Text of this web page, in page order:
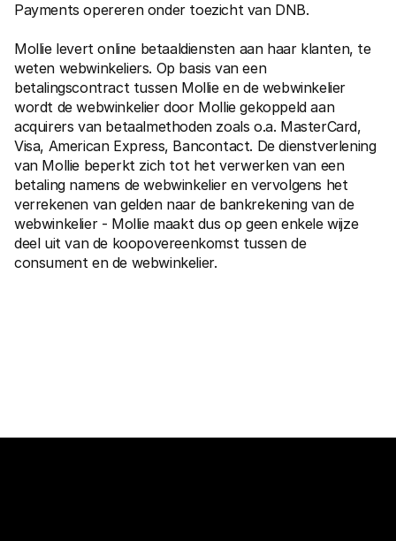
Payments opereren onder toezicht van DNB.
Mollie levert online betaaldiensten aan haar klanten, te
weten webwinkeliers. Op basis van een
betalingscontract tussen Mollie en de webwinkelier
wordt de webwinkelier door Mollie gekoppeld aan
acquirers van betaalmethoden zoals o.a. MasterCard,
Visa, American Express, Bancontact. De dienstverlening
van Mollie beperkt zich tot het verwerken van een
betaling namens de webwinkelier en vervolgens het
verrekenen van gelden naar de bankrekening van de
webwinkelier - Mollie maakt dus op geen enkele wijze
deel uit van de koopovereenkomst tussen de
consument en de webwinkelier.